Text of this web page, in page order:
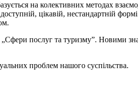
на колективних методах
цікавій, нестандартній
послуг та туризму”. Новими
проблем нашого суспільства.